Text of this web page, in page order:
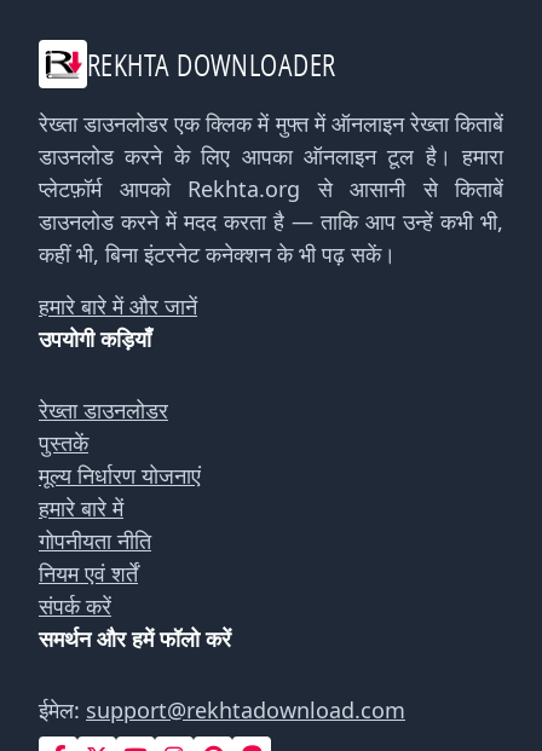
REKHTA DOWNLOADER
रेख्ता डाउनलोडर एक क्लिक में मुफ्त में ऑनलाइन रेख्ता किताबें
डाउनलोड करने के लिए आपका ऑनलाइन टूल है। हमारा
प्लेटफ़ॉर्म आपको Rekhta.org से आसानी से किताबें
डाउनलोड करने में मदद करता है — ताकि आप उन्हें कभी भी,
कहीं भी, बिना इंटरनेट कनेक्शन के भी पढ़ सकें।
हमारे बारे में और जानें
उपयोगी कड़ियाँ
रेख्ता डाउनलोडर
पुस्तकें
मूल्य निर्धारण योजनाएं
हमारे बारे में
गोपनीयता नीति
नियम एवं शर्तें
संपर्क करें
समर्थन और हमें फॉलो करें
ईमेल: support@rekhtadownload.com